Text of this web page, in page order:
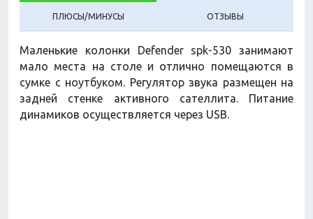
ПЛЮСЫ/МИНУСЫ ОТЗЫВЫ
Маленькие колонки Defender spk-530 занимают
мало места на столе и отлично помещаются в
сумке с ноутбуком. Регулятор звука размещен на
задней стенке активного сателлита. Питание
динамиков осуществляется через USB.